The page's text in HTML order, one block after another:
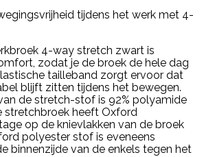
tijdens het werk met 4-
4-way stretch zwart is
zodat je de broek de hele dag
tailleband zorgt ervoor dat
blijft zitten tijdens het bewegen.
de stretch-stof is 92% polyamide
stretchbroek heeft Oxford
op de knievlakken van de broek
polyester stof is eveneens
binnenzijde van de enkels tegen het